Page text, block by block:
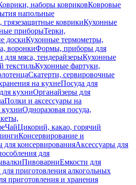
наборы ковриковКовровые
напольные
коврикиКухонные
приборыТерки,
доскиКухонные термометры,
воронкиФормы, приборы для
для мяса, тендерайзерыКухонные
текстильКухонные фартуки,
Скатерти, сервировочные
на кухнеПосуда для
кухниОрганайзеры для
Полки и аксессуары на
кухниОдноразовая посуда,
ЧайЦикорий, какао, горячий
Консервирование и
для консервированияАксессуары для
для
ПивоварниЕмкости для
приготовления алкогольных
приготовления и хранения